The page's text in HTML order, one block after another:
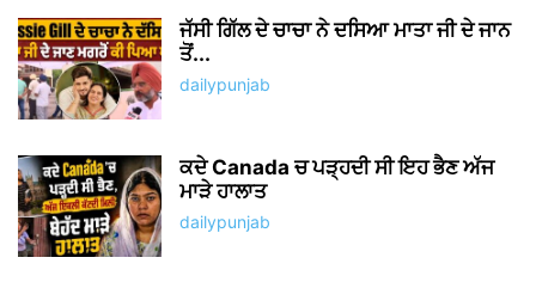
ਜੱਸੀ ਗਿੱਲ ਦੇ ਚਾਚਾ ਨੇ ਦਸਿਆ ਮਾਤਾ ਜੀ ਦੇ ਜਾਨ
ਤੋਂ...
dailypunjab
ਕਦੇ Canada ਚ ਪੜ੍ਹਦੀ ਸੀ ਇਹ ਭੈਣ ਅੱਜ
ਮਾੜੇ ਹਾਲਾਤ
dailypunjab